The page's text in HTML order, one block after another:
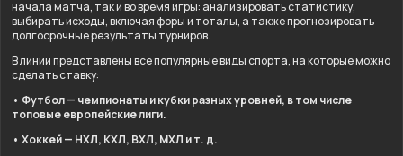
начала матча, так и во время игры: анализировать статистику,
выбирать исходы, включая форы и тоталы, а также прогнозировать
долгосрочные результаты турниров.
В линии представлены все популярные виды спорта, на которые можно
сделать ставку:
• Футбол — чемпионаты и кубки разных уровней, в том числе
топовые европейские лиги.
• Хоккей — НХЛ, КХЛ, ВХЛ, МХЛ и т. д.